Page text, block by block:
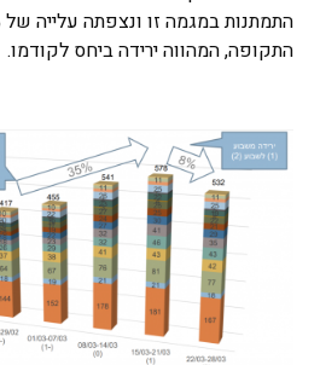
התקופה, המהווה ירידה ביחס לקודמו.